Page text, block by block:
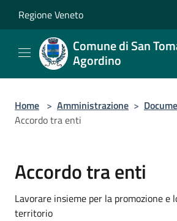
Regione Veneto
Comune di San
Agordino
Home > Amministrazione >
Accordo tra enti
Accordo tra enti
Lavorare insieme per la promozione e
territorio